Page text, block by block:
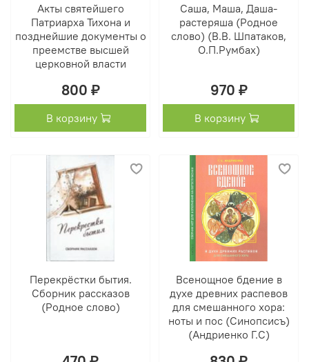
Акты святейшего
Патриарха Тихона и
позднейшие документы о
преемстве высшей
церковной власти
800 ₽
В корзину
Саша, Маша, Даша-
растеряша (Родное
слово) (В.В. Шпатаков,
О.П.Румбах)
970 ₽
В корзину
Перекрёстки бытия.
Сборник рассказов
(Родное слово)
Всенощное бдение в
духе древних распевов
для смешанного хора:
ноты и пос (Синопсисъ)
(Андриенко Г.С)